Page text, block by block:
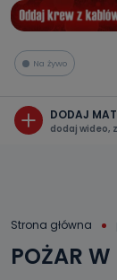
Na żywo
DODAJ
dodaj wideo,
Strona główna
POŻAR W